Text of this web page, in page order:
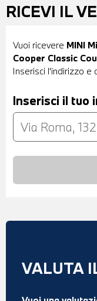
RICEVI IL
Vuoi ricevere MINI
Cooper Classic
Inserisci l'indirizzo e
Inserisci il tuo
VALUTA